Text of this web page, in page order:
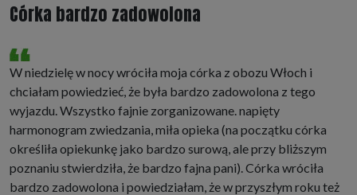
Córka bardzo zadowolona
W niedzielę w nocy wróciła moja córka z obozu Włoch i
chciałam powiedzieć, że była bardzo zadowolona z tego
wyjazdu. Wszystko fajnie zorganizowane. napięty
harmonogram zwiedzania, miła opieka (na początku córka
określiła opiekunkę jako bardzo surową, ale przy bliższym
poznaniu stwierdziła, że bardzo fajna pani). Córka wróciła
bardzo zadowolona i powiedziałam, że w przyszłym roku też